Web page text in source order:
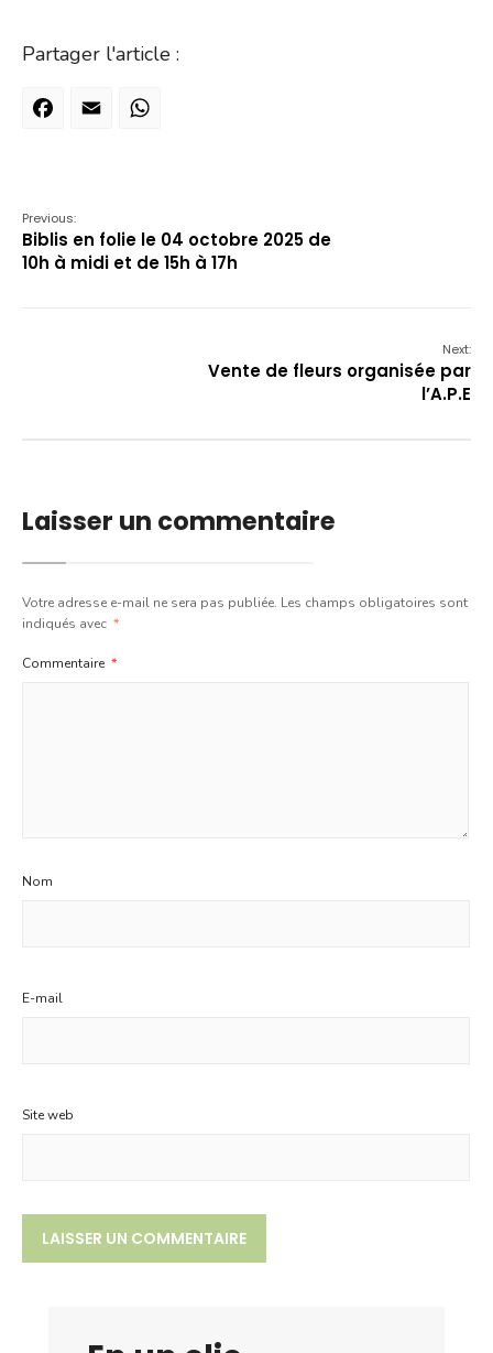
Partager l'article :
Facebook
Email
Previous:
Biblis en folie le 04 octobre 2025 de
10h à midi et de 15h à 17h
Next:
Vente de fleurs organisée par
l’A.P.E
Laisser un commentaire
Votre adresse e-mail ne sera pas publiée. Les champs obligatoires sont
indiqués avec *
Commentaire *
Nom
E-mail
Site web